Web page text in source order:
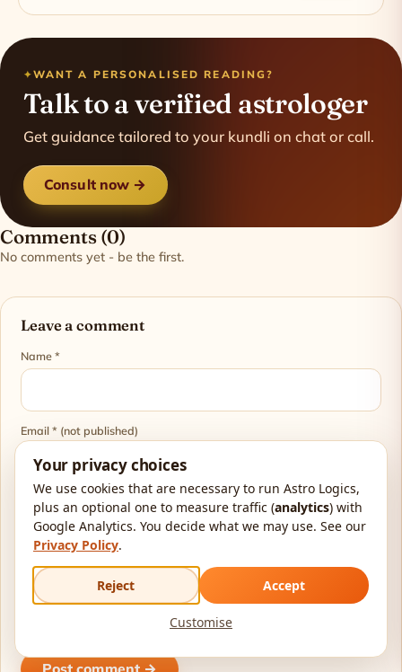
WANT A PERSONALISED READING?
Talk to a verified astrologer
Get guidance tailored to your kundli on chat or call.
Consult now →
Comments (0)
No comments yet - be the first.
Leave a comment
Name *
Email * (not published)
Comment *
Your privacy choices
We use cookies that are necessary to run Astro Logics,
plus an optional one to measure traffic (analytics) with
Google Analytics. You decide what we may use. See our
Privacy Policy.
Reject Accept
Customise